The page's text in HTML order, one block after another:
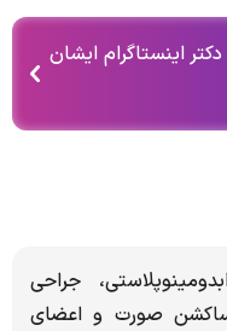
اینستاگرام ایشان
جراحی
صورت و اعضای